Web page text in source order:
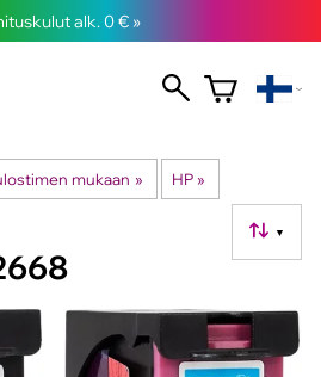
alk. 0 € »
mukaan ‪» HP ‪»
▼